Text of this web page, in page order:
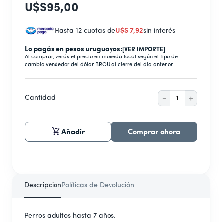
U$S95,00
Hasta 12 cuotas deU$S 7,92sin interés
Lo pagás en pesos uruguayos:[VER IMPORTE]
Al comprar, verás el precio en moneda local según el tipo de
cambio vendedor del dólar BROU al cierre del día anterior.
Cantidad ＋
－
Añadir Comprar ahora
DescripciónPolíticas de Devolución
Perros adultos hasta 7 años.